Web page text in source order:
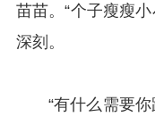
苗苗。“个子瘦瘦
深刻。
“有什么需要